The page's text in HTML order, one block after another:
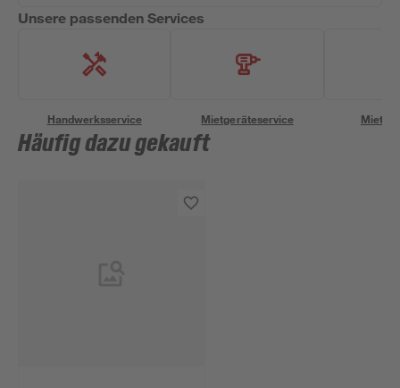
Unsere passenden Services
Handwerksservice Mietgeräteservice
Häufig dazu gekauft